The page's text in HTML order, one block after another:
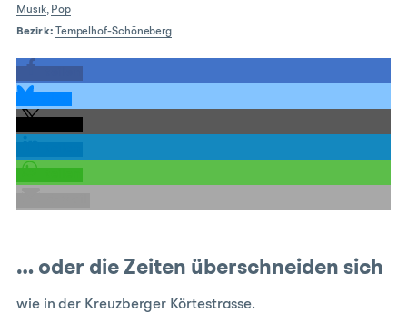
Musik, Pop
Bezirk:
Tempelhof-Schöneberg
… oder die Zeiten überschneiden sich
wie in der Kreuzberger Körtestrasse.